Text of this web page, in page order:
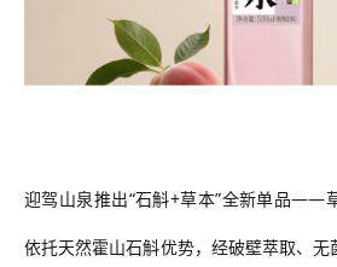
迎驾山泉推出“石斛+草本”全新单品——
依托天然霍山石斛优势，经破壁萃取、无